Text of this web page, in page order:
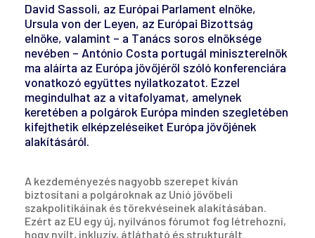
David Sassoli, az Európai Parlament elnöke,
Ursula von der Leyen, az Európai Bizottság
elnöke, valamint – a Tanács soros elnöksége
nevében – António Costa portugál miniszterelnök
ma aláírta az Európa jövőjéről szóló konferenciára
vonatkozó együttes nyilatkozatot. Ezzel
megindulhat az a vitafolyamat, amelynek
keretében a polgárok Európa minden szegletében
kifejthetik elképzeléseiket Európa jövőjének
alakításáról.
A kezdeményezés nagyobb szerepet kíván
biztosítani a polgároknak az Unió jövőbeli
szakpolitikáinak és törekvéseinek alakításában.
Ezért az EU egy új, nyilvános fórumot fog létrehozni,
hogy nyílt, inkluzív, átlátható és strukturált